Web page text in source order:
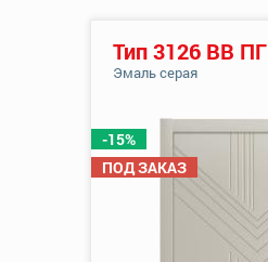
-15%
ПОД ЗАКАЗ
Тип 3126 ВВ ПГ
Эмаль серая